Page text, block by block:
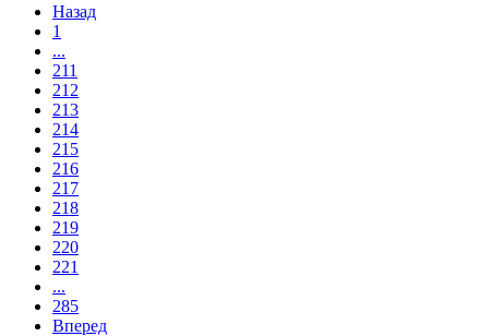
Назад
1
...
211
212
213
214
215
216
217
218
219
220
221
...
285
Вперед